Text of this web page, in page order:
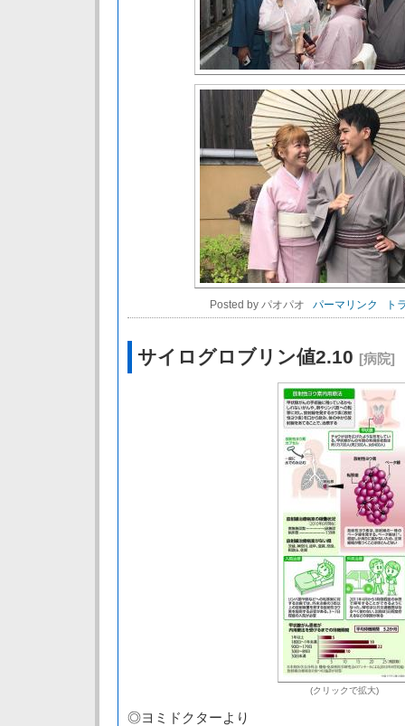
Posted by パオパオ パーマリンク ト
サイログロブリン値2.10 [病院]
(クリックで拡大)
◎ヨミドクターより